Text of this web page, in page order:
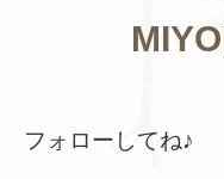
フォローしてね♪